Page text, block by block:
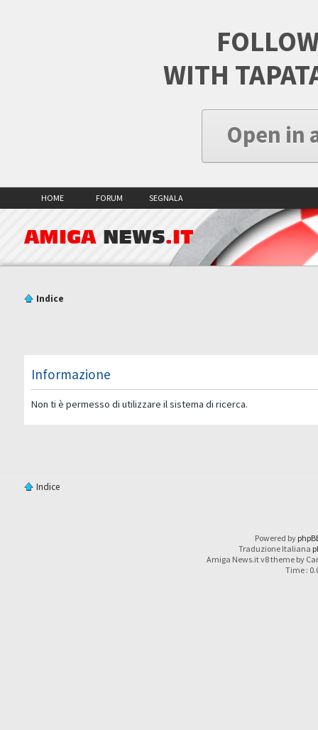
WITH
Open in
HOME FORUM SEGNALA
AMIGA NEWS.IT
Indice
Informazione
Non ti è permesso di utilizzare il sistema di ricerca.
Indice
Powered by
Traduzione Italiana
Amiga News.it v8 theme by
Time :